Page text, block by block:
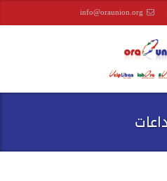
info@oraunion.org